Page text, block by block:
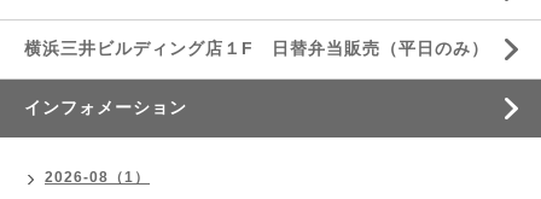
横浜三井ビルディング店１F 日替弁当販売（平日のみ）
インフォメーション
2026-08（1）